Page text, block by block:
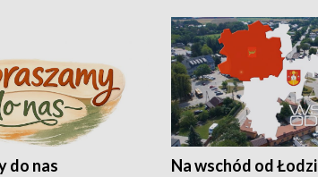
do nas Na wschód od Łodzi